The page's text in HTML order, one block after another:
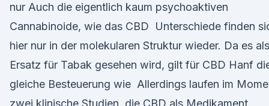
nur Auch die eigentlich kaum psychoaktiven
Cannabinoide, wie das CBD Unterschiede finden
hier nur in der molekularen Struktur wieder. Da es als
Ersatz für Tabak gesehen wird, gilt für CBD Hanf
gleiche Besteuerung wie Allerdings laufen im
zwei klinische Studien, die CBD als Medikament